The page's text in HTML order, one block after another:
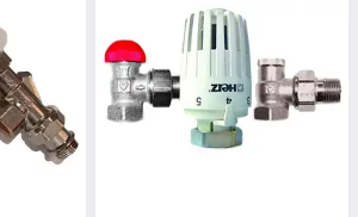
ході спілкування з вами уточнить
а також перевірить дані
для його відправки.